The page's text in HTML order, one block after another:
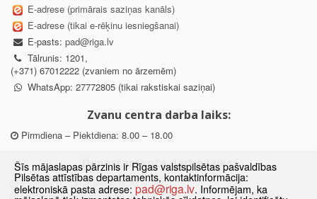
E-adrese (primārais saziņas kanāls)
E-adrese (tikai e-rēķinu iesniegšanai)
E-pasts: pad@riga.lv
Tālrunis: 1201,
(+371) 67012222 (zvaniem no ārzemēm)
WhatsApp: 27772805 (tikai rakstiskai saziņai)
Zvanu centra darba laiks:
Pirmdiena – Piektdiena: 8.00 – 18.00
Departamenta darba laiks:
Pirmdiena, Ceturtdiena: 8.30 – 18.00
Otrdiena, Trešdiena: 8.30 – 17.00
Šīs mājaslapas pārzinis ir Rīgas valstspilsētas pašvaldības
Pilsētas attīstības departaments, kontaktinformācija:
elektroniskā pasta adrese: pad@riga.lv. Informējam, ka